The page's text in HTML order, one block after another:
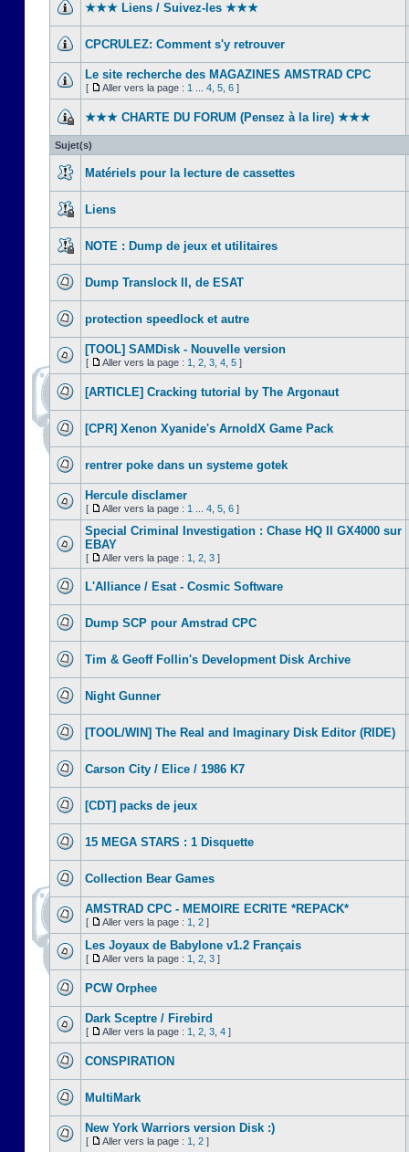
★★★ Liens / Suivez-les ★★★
CPCRULEZ: Comment s'y retrouver‎
Le site recherche des MAGAZINES AMSTRAD CPC
[ Aller vers la page : 1 4 5 6 ]
★★★ CHARTE DU FORUM (Pensez à la lire) ★★★
Sujet(s)
Matériels pour la lecture de cassettes
Liens
NOTE : Dump de jeux et utilitaires
Dump Translock II, de ESAT
protection speedlock et autre
[TOOL] SAMDisk - Nouvelle version
[ Aller vers la page : 1 2 3 4 5 ]
[ARTICLE] Cracking tutorial by The Argonaut
[CPR] Xenon Xyanide's ArnoldX Game Pack
rentrer poke dans un systeme gotek
Hercule disclamer
[ Aller vers la page : 1 4 5 6 ]
Special Criminal Investigation : Chase HQ II GX4000 sur
EBAY
[ Aller vers la page : 1 2 3 ]
L'Alliance / Esat - Cosmic Software
Dump SCP pour Amstrad CPC
Tim & Geoff Follin's Development Disk Archive
Night Gunner
[TOOL/WIN] The Real and Imaginary Disk Editor (RIDE)
Carson City / Elice / 1986 K7
[CDT] packs de jeux
15 MEGA STARS : 1 Disquette
Collection Bear Games
AMSTRAD CPC - MEMOIRE ECRITE *REPACK*
[ Aller vers la page : 1 2 ]
Les Joyaux de Babylone v1.2 Français
[ Aller vers la page : 1 2 3 ]
PCW Orphee
Dark Sceptre / Firebird
[ Aller vers la page : 1 2 3 4 ]
CONSPIRATION
MultiMark
New York Warriors version Disk :)
[ Aller vers la page : 1 2 ]